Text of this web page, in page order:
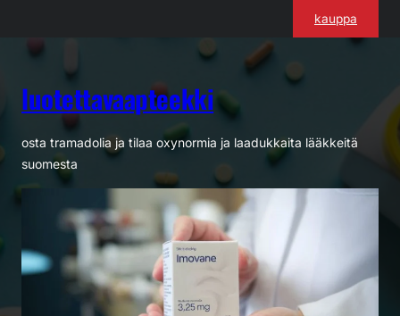
kauppa
luotettavaapteekki
osta tramadolia ja tilaa oxynormia ja laadukkaita lääkkeitä
suomesta